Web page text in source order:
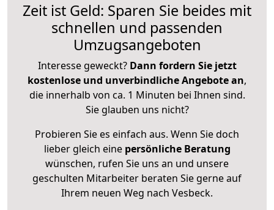
Zeit ist Geld: Sparen Sie beides mit
schnellen und passenden
Umzugsangeboten
Interesse geweckt? Dann fordern Sie jetzt
kostenlose und unverbindliche Angebote an,
die innerhalb von ca. 1 Minuten bei Ihnen sind.
Sie glauben uns nicht?
Probieren Sie es einfach aus. Wenn Sie doch
lieber gleich eine persönliche Beratung
wünschen, rufen Sie uns an und unsere
geschulten Mitarbeiter beraten Sie gerne auf
Ihrem neuen Weg nach Vesbeck.